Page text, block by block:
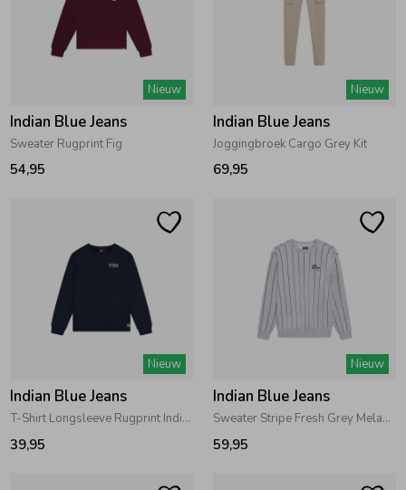
Zomeraccessoires
Beenmode
Leggings
Rompers
Regenkleding &-laarzen
Zomeraccessoires
Kledingaccessoires
Nieuw
Indian Blue Jeans
Sweater Rugprint Fig
54,95
Nieuw
Indian Blue Jeans
Joggingbroek Cargo Grey Kit
69,95
Nieuw
Indian Blue Jeans
T-Shirt Longsleeve Rugprint Indian Deep Navy
39,95
Nieuw
Indian Blue Jeans
Sweater Stripe Fresh Grey Melange
59,95